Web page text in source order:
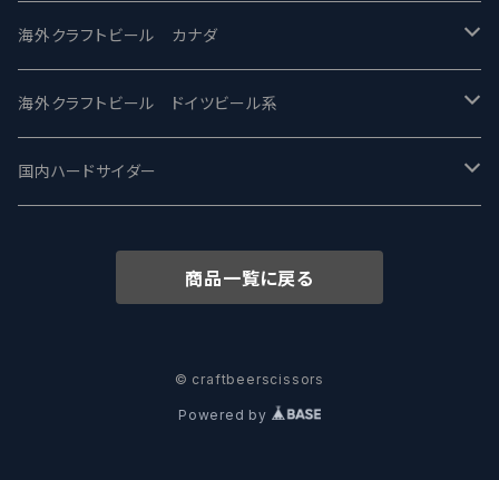
忽布古丹醸造 - HOP KOTAN
ワイマーケットブルーイング Y.Market Brewing
志賀高原ビール - SIGAKOGEN
箕面ビール - MINOH BEER
サンクトガーレン - Sankt Gallen
Fair State フェアステイト
Lagunitas ラグニタス
FirestoneWalker ファイアストーン
Mikkeller ミッケラー
Hop Nation ホップネーション
ワイルドチャイルド - Wilde Child
BrewDog Brewery - ブリュードッグ
The Flying Inn / ザ フライイング イン
Lambiek Fabriek - ファブリーク
Heart Of Darkness - ハートオブダークネス
Carbon brews -カーボン
TAIHU - タイフー
Behemoth - ベヒーモス
ROCKY RIDGE - ロッキーリッジ
BODRIGGY BREWING ボッドリッジー
CO-CONSPIRATORS コ・コンスピレーターズ
Deep Creek Brewing Co.
8 Wired エイトワイアード
海外クラフトビール カナダ
Jackie O's ジャッキーオーズ
Westbrook ウェストブルック
Strathcona ストラスコナ
ODIN BREWING オディン
海外クラフトビール ドイツビール系
Karmeliten カーメリテン
Früh フリュー
国内ハードサイダー
商品一覧に戻る
© craftbeerscissors
Powered by